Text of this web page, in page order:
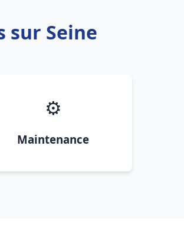
sur Seine
⚙️
Maintenance